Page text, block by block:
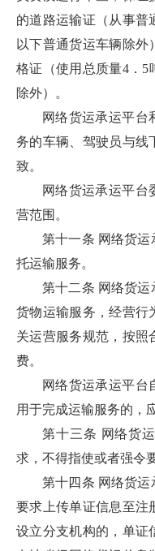
的道路运输证（从事普
以下普通货运车辆除
格证（使用总质量4．5
除外）。
网络货运承运平台
务的车辆、驾驶员与线
致。
网络货运承运平台
营范围。
第十一条 网络货
托运输服务。
第十二条 网络货
货物运输服务，经营行
关运营服务规范，按照
费。
网络货运承运平台
用于完成运输服务的，
第十三条 网络货
求，不得指使或者强令
第十四条 网络货
要求上传单证信息至注
设立分支机构的，单证